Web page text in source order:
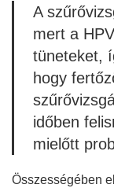
A
mert a
tüneteket,
hogy
időben
mielőtt
Összességében